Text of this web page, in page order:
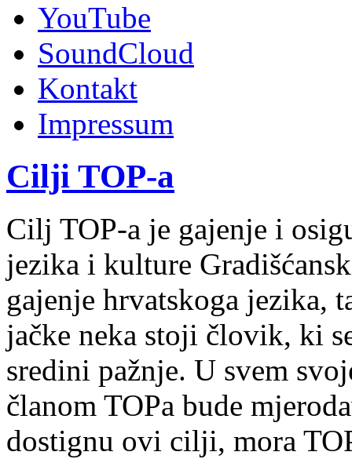
YouTube
SoundCloud
Kontakt
Impressum
Cilji TOP-a
Cilj TOP-a je gajenje i
jezika i kulture
gajenje hrvatskoga jezika,
jačke neka stoji človik, ki
sredini pažnje. U svem
članom TOPa bude
dostignu ovi cilji, mora